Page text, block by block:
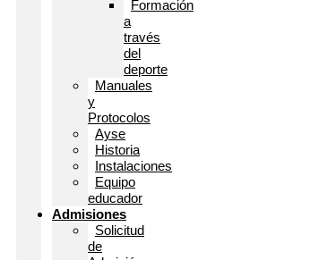
Formación
a
través
del
deporte
Manuales
y
Protocolos
Ayse
Historia
Instalaciones
Equipo
educador
Admisiones
Solicitud
de